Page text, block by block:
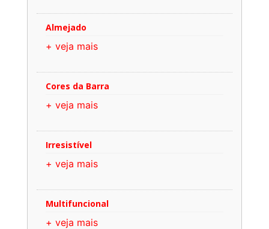
Almejado
+ veja mais
Cores da Barra
+ veja mais
Irresistível
+ veja mais
Multifuncional
+ veja mais